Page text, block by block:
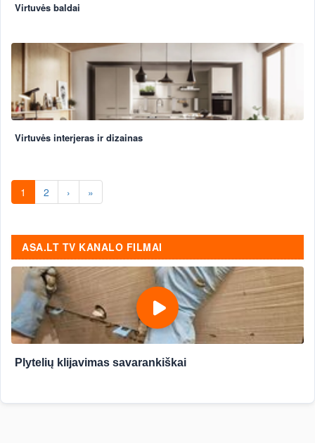
Virtuvės baldai
Virtuvės interjeras ir dizainas
1 2 › »
ASA.LT TV KANALO FILMAI
Plytelių klijavimas savarankiškai